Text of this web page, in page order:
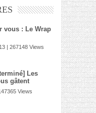
vous : Le Wrap
| 267148 Views
Les
gâtent
Views